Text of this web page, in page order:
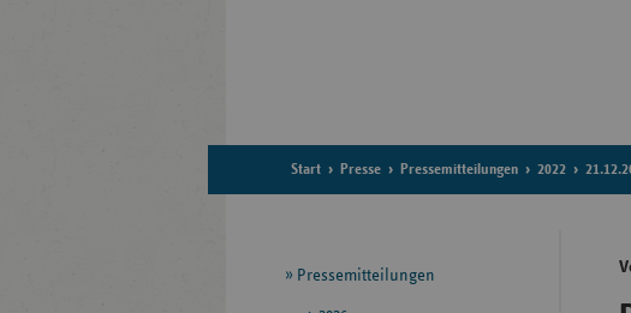
Start Presse Pressemitteilungen 2022
Seitennavigation
Pressemitteilungen